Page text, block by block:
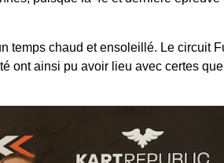
temps chaud et ensoleillé. Le circuit
ont ainsi pu avoir lieu avec certes